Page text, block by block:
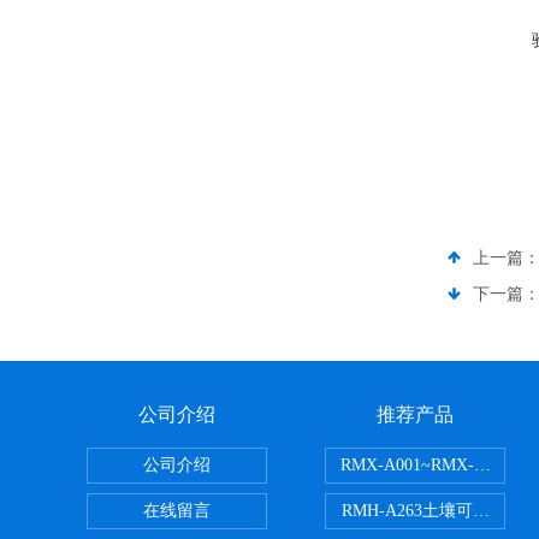
上一篇：
下一篇：
公司介绍
公司介绍
在线留言
推荐产品
RMX-A001~RMX-A002丙
RMH-A263土壤可交换酸